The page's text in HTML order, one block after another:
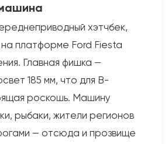
хэтчбек,
платформе Ford Fiesta
Главная фишка —
185 мм, что для B-
роскошь. Машину
рыбаки, жители регионов
— отсюда и прозвище